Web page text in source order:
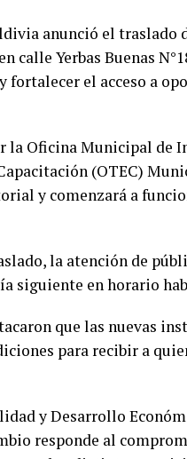
anunció el traslado
calle Yerbas Buenas
fortalecer el acceso a
la Oficina Municipal de
(OTEC)
y comenzará a
la atención de
siguiente en horario
que las nuevas
para recibir a
y Desarrollo
responde al